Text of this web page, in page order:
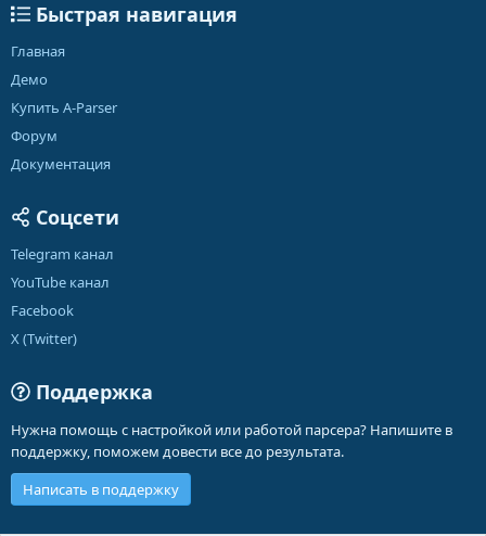
Быстрая навигация
Главная
Демо
Купить A-Parser
Форум
Документация
Соцсети
Telegram канал
YouTube канал
Facebook
X (Twitter)
Поддержка
Нужна помощь с настройкой или работой парсера? Напишите в
поддержку, поможем довести все до результата.
Написать в поддержку